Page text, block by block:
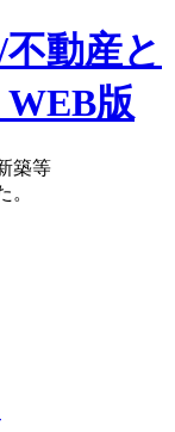
築等
。